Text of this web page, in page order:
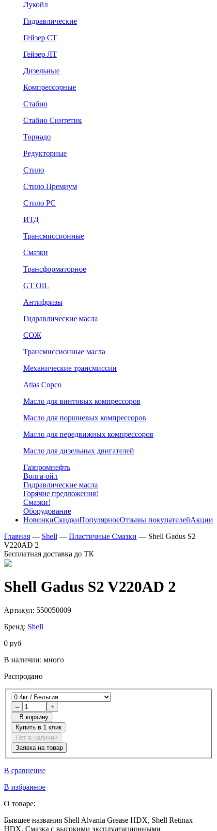
Лукойл
Гидравлические
Гейзер СТ
Гейзер ЛТ
Дизельные
Компрессорные
Стабио
Стабио Синтетик
Торнадо
Редукторные
Стило
Стило Премиум
Стило РС
ИТД
Трансмиссионные
Смазки
Трансформаторное
GT OIL
Антифризы
Гидравлические масла
СОЖ
Трансмиссионные масла
Механические трансмиссии
Atlas Copco
Масло для винтовых компрессоров
Масло для поршневых компрессоров
Масло для передвижных компрессоров
Масло для дизельных двигателей
Газпромнефть
Волга-ойл
Гидравлические масла
Горячие предложения!
Смазки!
Оборудование
НовинкиСкидкиПопулярноеОтзывы покупателейАкции
Главная — Shell — Пластичные Смазки — Shell Gadus S2
V220AD 2
Бесплатная доставка до ТК
Shell Gadus S2 V220AD 2
Артикул: 550050009
Бренд: Shell
0 руб
В наличии: много
Распродано
–
+
В корзину
Купить в 1 клик
Нет в наличии
Заявка на товар
В сравнение
В избранное
О товаре:
Бывшее названия Shell Alvania Grease HDX, Shell Retinax
HDX. Смазка с высокими эксплуатационными